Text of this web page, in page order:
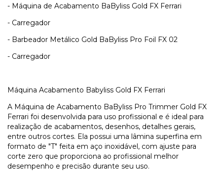
- Máquina de Acabamento BaByliss Gold FX Ferrari
- Carregador
- Barbeador Metálico Gold BaByliss Pro Foil FX 02
- Carregador
Máquina Acabamento Babyliss Gold FX Ferrari
A Máquina de Acabamento BaByliss Pro Trimmer Gold FX
Ferrari foi desenvolvida para uso profissional e é ideal para
realização de acabamentos, desenhos, detalhes gerais,
entre outros cortes. Ela possui uma lâmina superfina em
formato de "T" feita em aço inoxidável, com ajuste para
corte zero que proporciona ao profissional melhor
desempenho e precisão durante seu uso.